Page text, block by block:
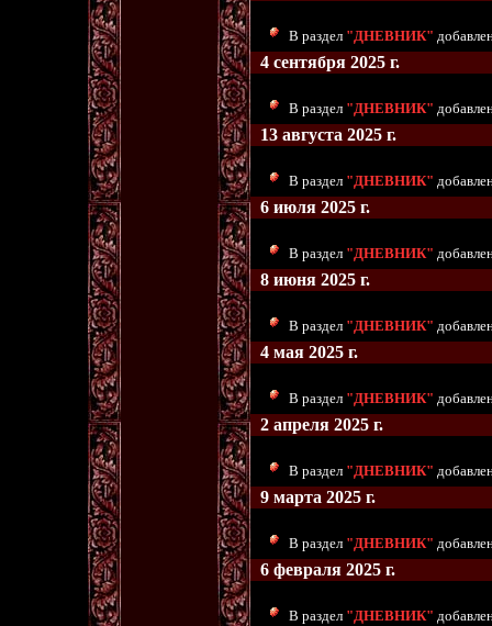
В раздел "ДНЕВНИК"
4 сентября 2025 г.
В раздел "ДНЕВНИК"
13 августа 2025 г.
В раздел "ДНЕВНИК"
6 июля 2025 г.
В раздел "ДНЕВНИК"
8 июня 2025 г.
В раздел "ДНЕВНИК"
4 мая 2025 г.
В раздел "ДНЕВНИК"
2 апреля 2025 г.
В раздел "ДНЕВНИК"
9 марта 2025 г.
В раздел "ДНЕВНИК"
6 февраля 2025 г.
В раздел "ДНЕВНИК"